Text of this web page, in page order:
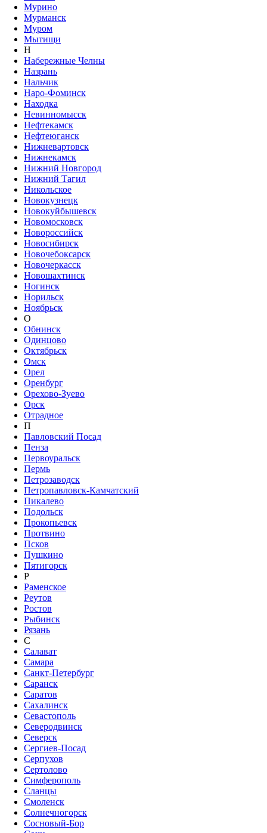
Мурино
Мурманск
Муром
Мытищи
Н
Набережные Челны
Назрань
Нальчик
Наро-Фоминск
Находка
Невинномысск
Нефтекамск
Нефтеюганск
Нижневартовск
Нижнекамск
Нижний Новгород
Нижний Тагил
Никольское
Новокузнецк
Новокуйбышевск
Новомосковск
Новороссийск
Новосибирск
Новочебоксарск
Новочеркасск
Новошахтинск
Ногинск
Норильск
Ноябрьск
О
Обнинск
Одинцово
Октябрьск
Омск
Орел
Оренбург
Орехово-Зуево
Орск
Отрадное
П
Павловский Посад
Пенза
Первоуральск
Пермь
Петрозаводск
Петропавловск-Камчатский
Пикалево
Подольск
Прокопьевск
Протвино
Псков
Пушкино
Пятигорск
Р
Раменское
Реутов
Ростов
Рыбинск
Рязань
С
Салават
Самара
Санкт-Петербург
Саранск
Саратов
Сахалинск
Севастополь
Северодвинск
Северск
Сергиев-Посад
Серпухов
Сертолово
Симферополь
Сланцы
Смоленск
Солнечногорск
Сосновый-Бор